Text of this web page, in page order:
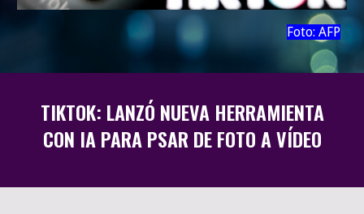
Foto: AFP
TIKTOK: LANZÓ NUEVA HERRAMIENTA
CON IA PARA PSAR DE FOTO A VÍDEO